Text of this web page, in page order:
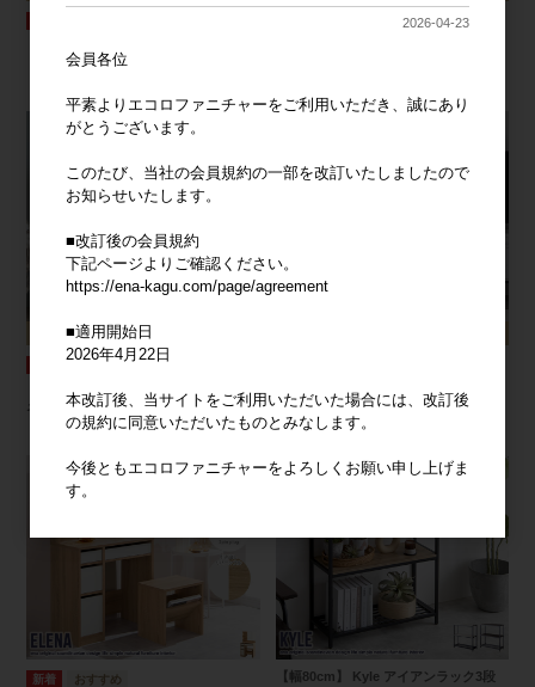
ネット
【幅80cm】 Kyle アイアンラック3段
2026-04-23
会員各位
平素よりエコロファニチャーをご利用いただき、誠にあり
がとうございます。
このたび、当社の会員規約の一部を改訂いたしましたので
お知らせいたします。
■改訂後の会員規約
下記ページよりご確認ください。
https://ena-kagu.com/page/agreement
■適用開始日
2026年4月22日
本改訂後、当サイトをご利用いただいた場合には、改訂後
の規約に同意いただいたものとみなします。
今後ともエコロファニチャーをよろしくお願い申し上げま
す。